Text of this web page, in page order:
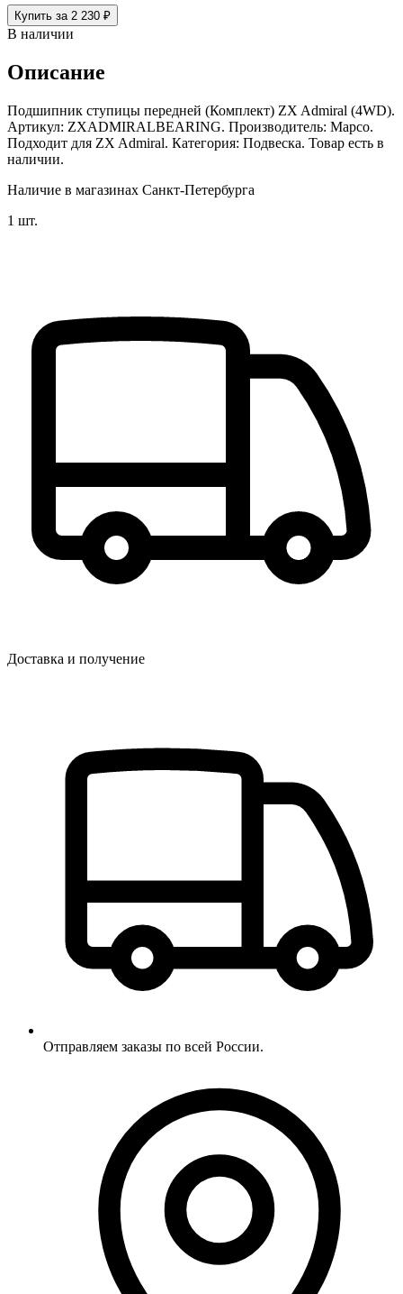
Купить за 2 230 ₽
В наличии
Описание
Подшипник ступицы передней (Комплект) ZX Admiral (4WD).
Артикул: ZXADMIRALBEARING. Производитель: Mapco.
Подходит для ZX Admiral. Категория: Подвеска. Товар есть в
наличии.
Наличие в магазинах Санкт-Петербурга
1 шт.
Доставка и получение
Отправляем заказы по всей России.